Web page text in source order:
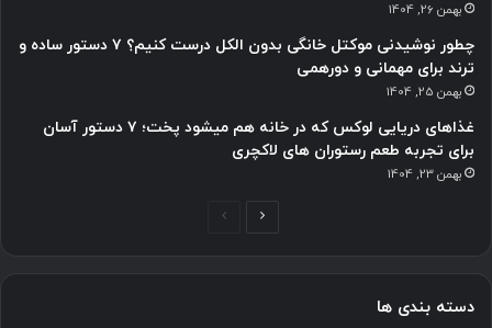
بهمن 26, 1404
چطور نوشیدنی موکتل خانگی بدون الکل درست کنیم؟ ۷ دستور ساده و
ترند برای مهمانی و دورهمی
بهمن 25, 1404
غذاهای دریایی لوکس که در خانه هم میشود پخت؛ ۷ دستور آسان
برای تجربه طعم رستوران های لاکچری
بهمن 23, 1404
صفحه
صفحه
دسته بندی ها